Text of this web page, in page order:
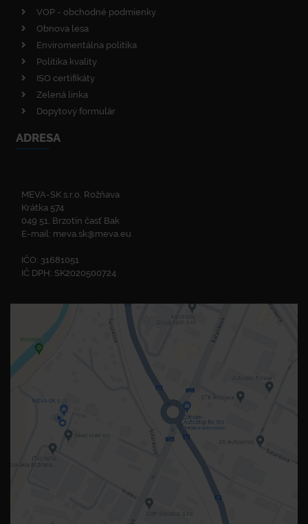
VOP - obchodné podmienky
Obnova lesa
Enviromentálna politika
Politika kvality
ISO certifikáty
Zelená linka
Dopytový formulár
ADRESA
MEVA-SK s.r.o. Rožňava
Krátka 574
049 51, Brzotín časť Bak
E-mail: meva.sk@meva.eu
IČO: 31681051
IČ DPH: SK2020500724